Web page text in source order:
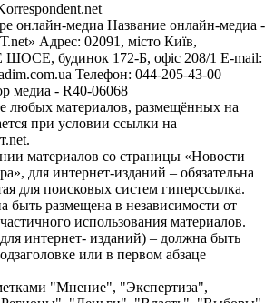
онлайн-медиа Название онлайн-медиа -
Адрес: 02091, місто Київ,
будинок 172-Б, офіс 208/1 E-mail:
Телефон: 044-205-43-00
медиа - R40-06068
любых материалов, размещённых на
при условии ссылки на
материалов со страницы «Новости
для интернет-изданий – обязательна
для поисковых систем гиперссылка.
быть размещена в независимости от
использования материалов.
интернет- изданий) – должна быть
или в первом абзаце
"Мнение", "Экспертиза",